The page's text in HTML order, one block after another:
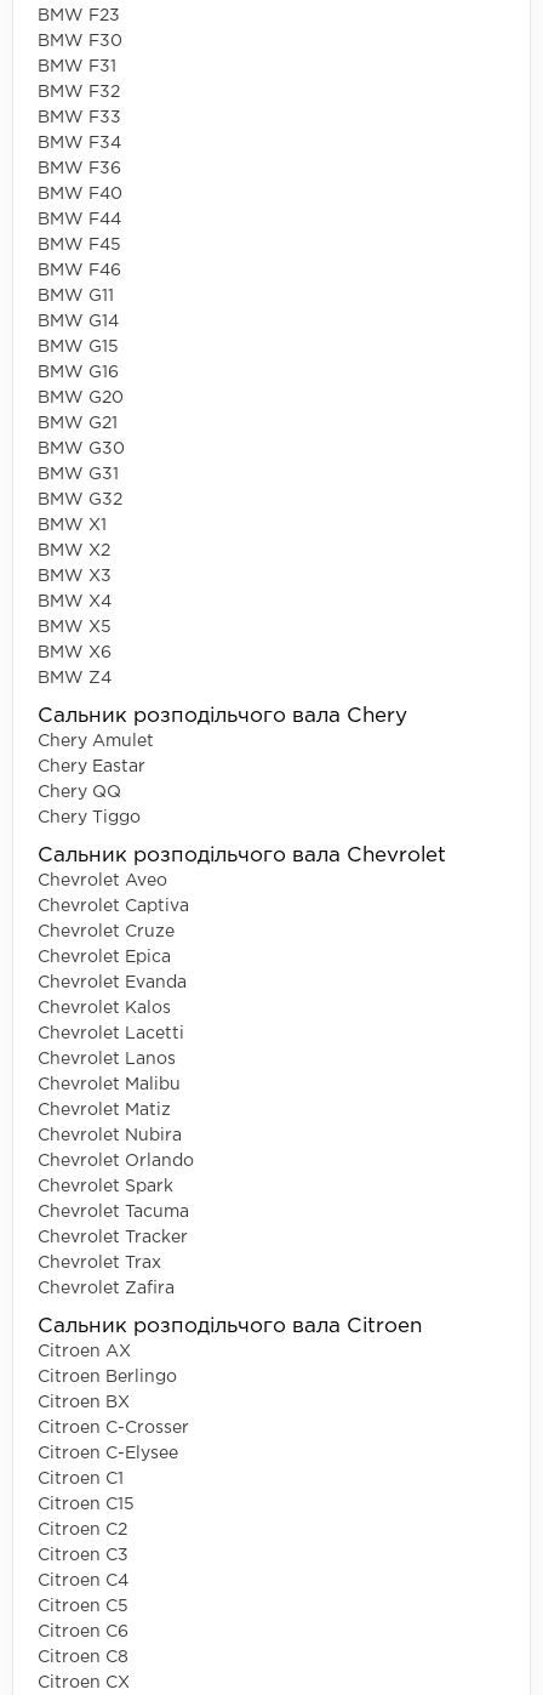
BMW F23
BMW F30
BMW F31
BMW F32
BMW F33
BMW F34
BMW F36
BMW F40
BMW F44
BMW F45
BMW F46
BMW G11
BMW G14
BMW G15
BMW G16
BMW G20
BMW G21
BMW G30
BMW G31
BMW G32
BMW X1
BMW X2
BMW X3
BMW X4
BMW X5
BMW X6
BMW Z4
Сальник розподільчого вала Chery
Chery Amulet
Chery Eastar
Chery QQ
Chery Tiggo
Сальник розподільчого вала Chevrolet
Chevrolet Aveo
Chevrolet Captiva
Chevrolet Cruze
Chevrolet Epica
Chevrolet Evanda
Chevrolet Kalos
Chevrolet Lacetti
Chevrolet Lanos
Chevrolet Malibu
Chevrolet Matiz
Chevrolet Nubira
Chevrolet Orlando
Chevrolet Spark
Chevrolet Tacuma
Chevrolet Tracker
Chevrolet Trax
Chevrolet Zafira
Сальник розподільчого вала Citroen
Citroen AX
Citroen Berlingo
Citroen BX
Citroen C-Crosser
Citroen C-Elysee
Citroen C1
Citroen C15
Citroen C2
Citroen C3
Citroen C4
Citroen C5
Citroen C6
Citroen C8
Citroen CX